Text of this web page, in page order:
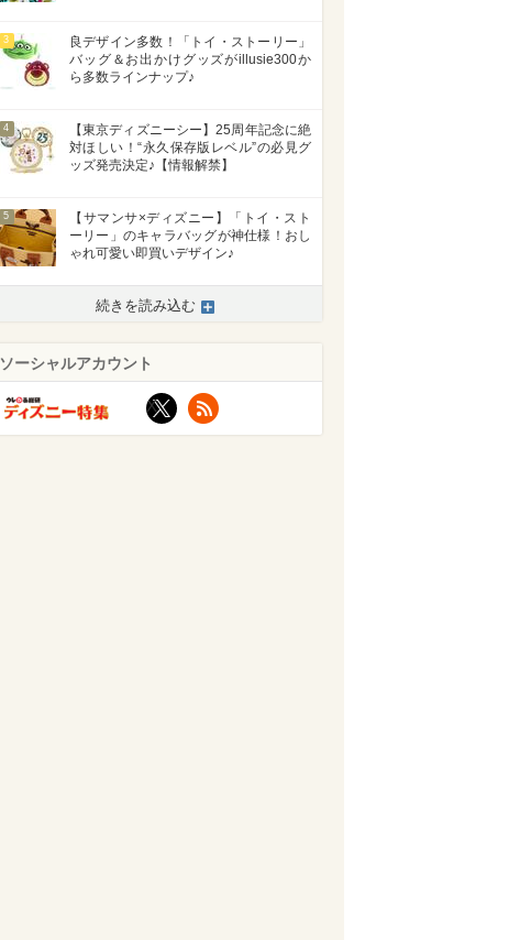
>
3
良デザイン多数！「トイ・ストーリー」
バッグ＆お出かけグッズがillusie300か
ら多数ラインナップ♪
4
【東京ディズニーシー】25周年記念に絶
対ほしい！“永久保存版レベル”の必見グ
ッズ発売決定♪【情報解禁】
5
【サマンサ×ディズニー】「トイ・スト
ーリー」のキャラバッグが神仕様！おし
ゃれ可愛い即買いデザイン♪
続きを読み込む
ソーシャルアカウント
X